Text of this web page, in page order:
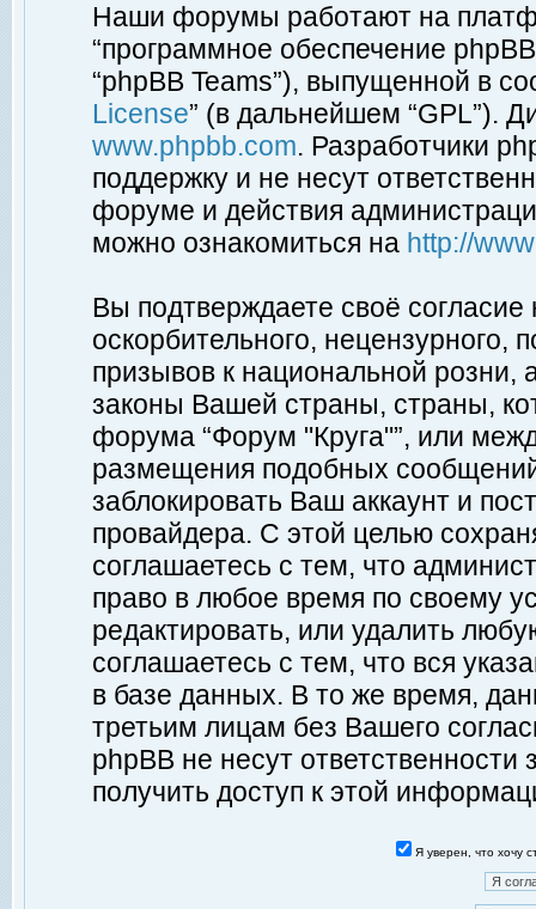
Наши форумы работают на
“программное обеспечение
“phpBB Teams”), выпущенной в
License” (в дальнейшем “GPL”).
www.phpbb.com. Разработчики
поддержку и не несут
форуме и действия
можно ознакомиться на http://
Вы подтверждаете своё
оскорбительного, нецензурного,
призывов к национальной
законы Вашей страны, страны,
форума “Форум "Круга"”, или
размещения подобных
заблокировать Ваш аккаунт и
провайдера. С этой целью
соглашаетесь с тем, что
право в любое время по своему
редактировать, или удалить
соглашаетесь с тем, что вся
в базе данных. В то же время,
третьим лицам без Вашего
phpBB не несут ответственности
получить доступ к этой
Я уверен, что хочу